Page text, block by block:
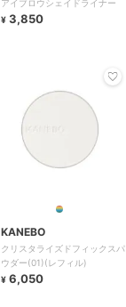
アイブロウシェイドライナー
¥ 3,850
KANEBO
クリスタライズドフィックスパ
ウダー(01)(レフィル)
¥ 6,050